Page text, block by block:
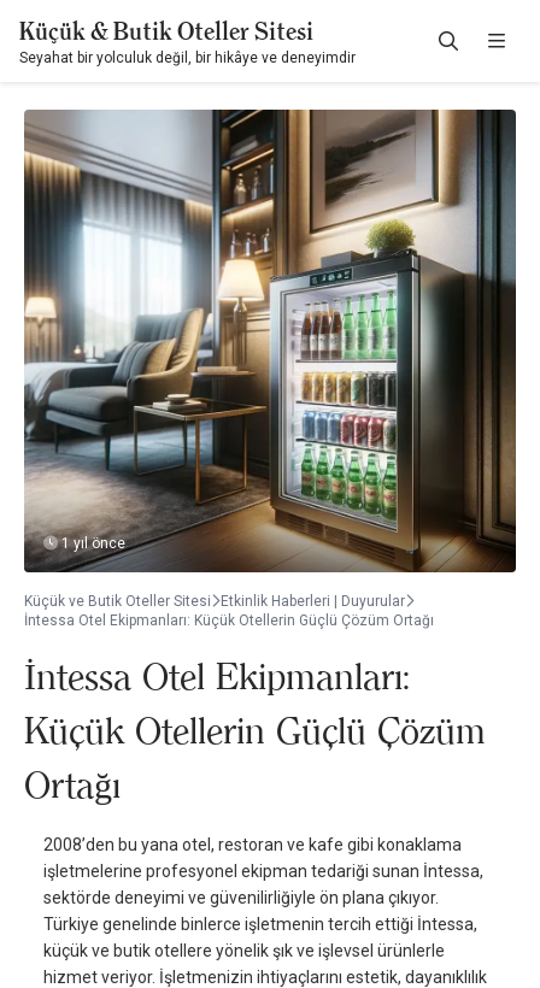
Küçük & Butik Oteller Sitesi
Seyahat bir yolculuk değil, bir hikâye ve deneyimdir
1 yıl önce
Küçük ve Butik Oteller Sitesi
Etkinlik Haberleri | Duyurular
İntessa Otel Ekipmanları: Küçük Otellerin Güçlü Çözüm Ortağı
İntessa Otel Ekipmanları:
Küçük Otellerin Güçlü Çözüm
Ortağı
2008’den bu yana otel, restoran ve kafe gibi konaklama
işletmelerine profesyonel ekipman tedariği sunan İntessa,
sektörde deneyimi ve güvenilirliğiyle ön plana çıkıyor.
Türkiye genelinde binlerce işletmenin tercih ettiği İntessa,
küçük ve butik otellere yönelik şık ve işlevsel ürünlerle
hizmet veriyor. İşletmenizin ihtiyaçlarını estetik, dayanıklılık